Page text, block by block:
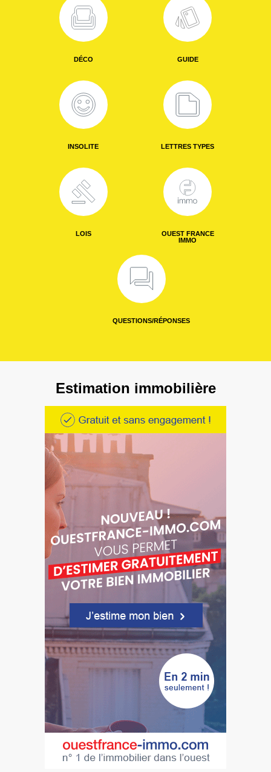
DÉCO GUIDE
INSOLITE LETTRES TYPES
LOIS
OUEST FRANCE
IMMO
QUESTIONS/RÉPONSES
Estimation immobilière